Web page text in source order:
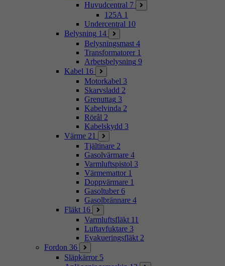
Huvudcentral 7
125A 1
Undercentral 10
Belysning 14
Belysningsmast 4
Transformatorer 1
Arbetsbelysning 9
Kabel 16
Motorkabel 3
Skarvsladd 2
Grenuttag 3
Kabelvinda 2
Rörål 2
Kabelskydd 3
Värme 21
Tjältinare 2
Gasolvärmare 4
Varmluftspistol 3
Värmemattor 1
Doppvärmare 1
Gasoltuber 6
Gasolbrännare 4
Fläkt 16
Varmluftsfläkt 11
Luftavfuktare 3
Evakueringsfläkt 2
Fordon 36
Släpkärror 5